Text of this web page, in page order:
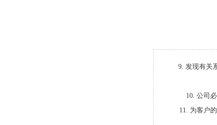
9. 发现有关
10. 公司
11. 为客户